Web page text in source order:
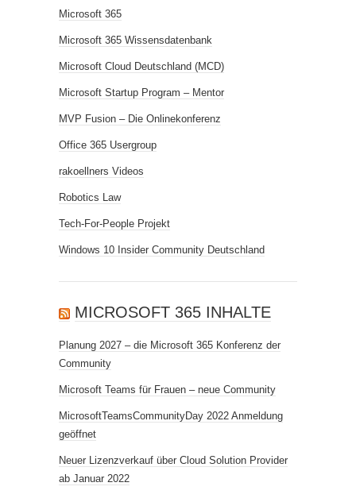
Microsoft 365
Microsoft 365 Wissensdatenbank
Microsoft Cloud Deutschland (MCD)
Microsoft Startup Program – Mentor
MVP Fusion – Die Onlinekonferenz
Office 365 Usergroup
rakoellners Videos
Robotics Law
Tech-For-People Projekt
Windows 10 Insider Community Deutschland
MICROSOFT 365 INHALTE
Planung 2027 – die Microsoft 365 Konferenz der
Community
Microsoft Teams für Frauen – neue Community
MicrosoftTeamsCommunityDay 2022 Anmeldung
geöffnet
Neuer Lizenzverkauf über Cloud Solution Provider
ab Januar 2022